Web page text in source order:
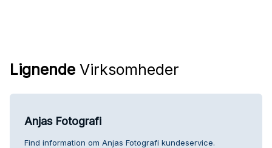
Lignende Virksomheder
Anjas Fotografi
Find information om Anjas Fotografi kundeservice.